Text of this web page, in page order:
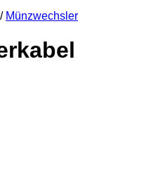
/ Münzwechsler